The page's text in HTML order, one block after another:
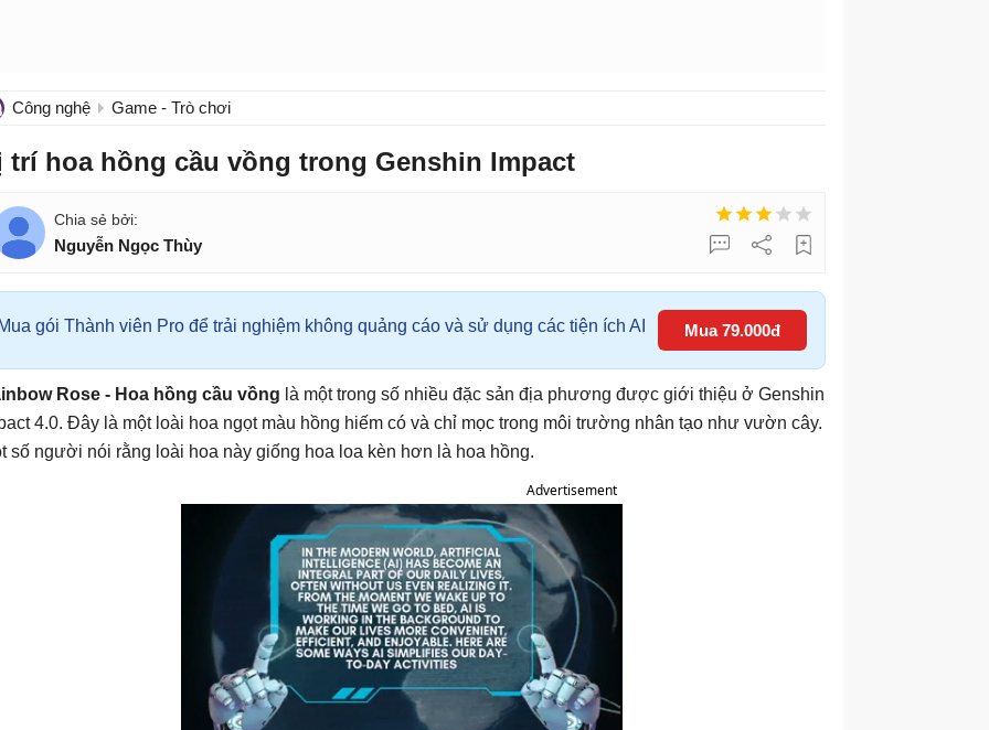
Công nghệ Game - Trò chơi
trí hoa hồng cầu vồng trong Genshin Impact
Nguyễn Ngọc Thùy
Mua gói Thành viên Pro để trải nghiệm không quảng cáo và sử dụng các tiện ích AI Mua 79.000đ
Rose - Hoa hồng cầu vồng là một trong số nhiều đặc sản địa phương được giới thiệu ở Genshin
4.0. Đây là một loài hoa ngọt màu hồng hiếm có và chỉ mọc trong môi trường nhân tạo như vườn cây.
số người nói rằng loài hoa này giống hoa loa kèn hơn là hoa hồng.
Advertisement